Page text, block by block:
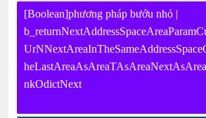
[Boolean]phương pháp bướu nhỏ |
nkOdictNext